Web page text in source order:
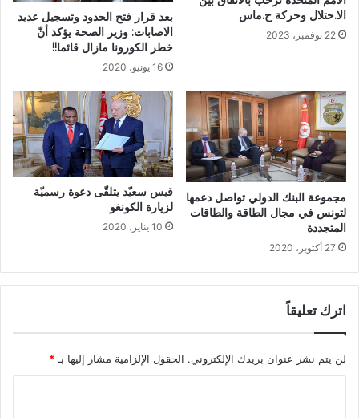
الا.حتلال وحركة ح.ماس
22 نوفمبر، 2023
بعد قرار فتح الحدود وتسجيل عديد
الاصابات: وزير الصحة يؤكد أنّ
خطر الكورونا مازال قائما!!
16 يونيو، 2020
مجموعة البنك الدولي تواصل دعمها
لتونس في مجال الطاقة والطاقات
المتجددة
27 أكتوبر، 2020
قيس سعيّد يتلقّى دعوة رسميّة
لزيارة الكونغو
10 يناير، 2020
اترك تعليقاً
لن يتم نشر عنوان بريدك الإلكتروني. الحقول الإلزامية مشار إليها بـ *